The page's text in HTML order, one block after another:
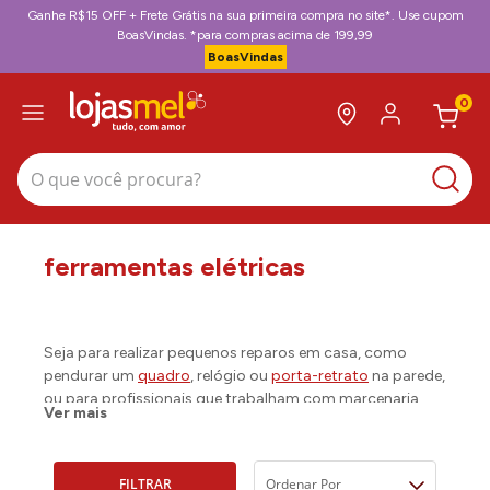
Ganhe R$15 OFF + Frete Grátis na sua primeira compra no site*. Use cupom
BoasVindas. *para compras acima de 199,99
BoasVindas
0
O que você procura?
ferramentas elétricas
Seja para realizar pequenos reparos em casa, como
pendurar um quadro, relógio ou porta-retrato na parede,
ou para profissionais que trabalham com marcenaria,
por exemplo, a
menos, uma vez na vida.
Ver mais
FILTRAR Ordenar Por